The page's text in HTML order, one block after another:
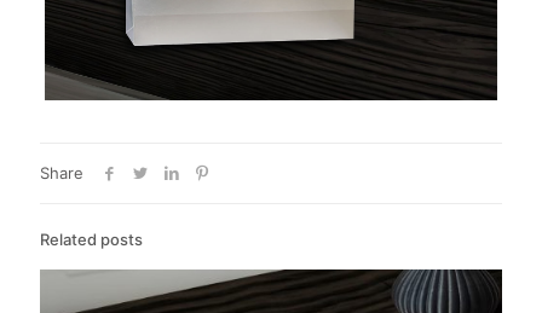
Share
Related posts